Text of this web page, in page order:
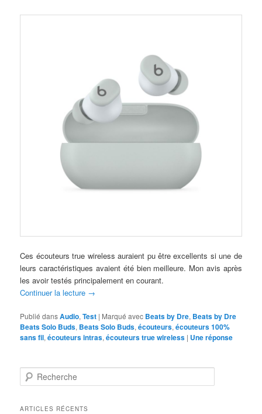
Ces écouteurs true wireless auraient pu être excellents si une de
leurs caractéristiques avaient été bien meilleure. Mon avis après
les avoir testés principalement en courant.
Continuer la lecture →
Publié dansAudio,Test | Marqué avec Beats by Dre, Beats by Dre
Beats Solo Buds, Beats Solo Buds,écouteurs,écouteurs 100%
sans fil,écouteurs intras,écouteurs true wireless | Uneréponse
e
h
ARTICLES RÉCENTS